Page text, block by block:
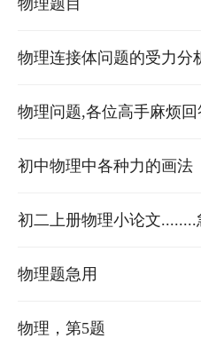
物理题目
物理连接体问题的受力分
忙。
物理问题,各位高手麻烦
初中物理中各种力的画法
初二上册物理小论文
物理题急用
物理，第5题